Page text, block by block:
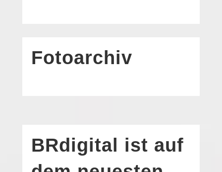
Fotoarchiv
BRdigital ist auf